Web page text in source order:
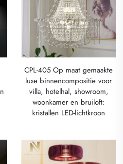
CPL-405 Op maat gemaakte
luxe binnencompositie voor
villa, hotelhal, showroom,
woonkamer en bruiloft:
kristallen LED-lichtkroon